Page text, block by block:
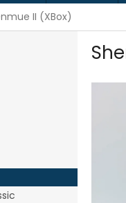
II (XBox)